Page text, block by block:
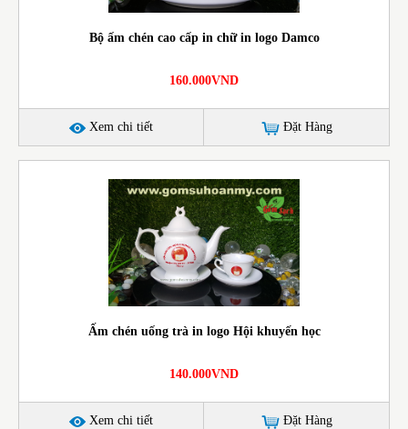
Bộ ấm chén cao cấp in chữ in logo Damco
160.000VND
Xem chi tiết Đặt Hàng
Ấm chén uống trà in logo Hội khuyến học
140.000VND
Xem chi tiết Đặt Hàng